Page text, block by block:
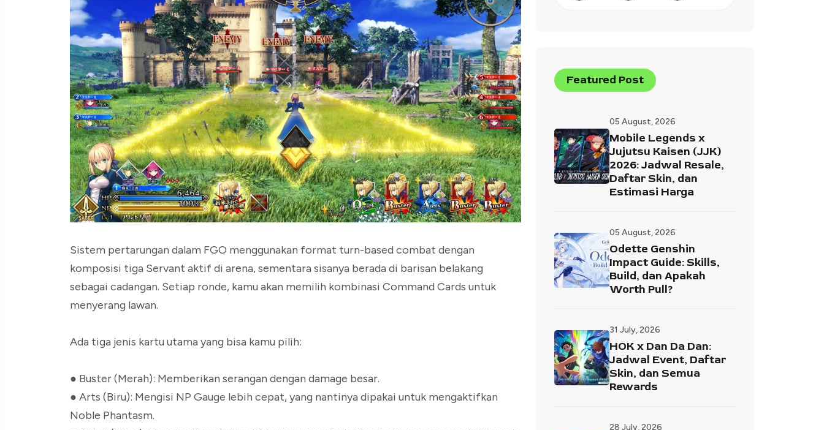
Sistem pertarungan dalam FGO menggunakan format turn-based combat dengan
komposisi tiga Servant aktif di arena, sementara sisanya berada di barisan belakang
sebagai cadangan. Setiap ronde, kamu akan memilih kombinasi Command Cards untuk
menyerang lawan.
Ada tiga jenis kartu utama yang bisa kamu pilih:
● Buster (Merah): Memberikan serangan dengan damage besar.
● Arts (Biru): Mengisi NP Gauge lebih cepat, yang nantinya dipakai untuk mengaktifkan
Noble Phantasm.
Featured Post
05 August, 2026
Mobile Legends x
Jujutsu Kaisen (JJK)
2026: Jadwal Resale,
Daftar Skin, dan
Estimasi Harga
05 August, 2026
Odette Genshin
Impact Guide: Skills,
Build, dan Apakah
Worth Pull?
31 July, 2026
HOK x Dan Da Dan:
Jadwal Event, Daftar
Skin, dan Semua
Rewards
28 July, 2026